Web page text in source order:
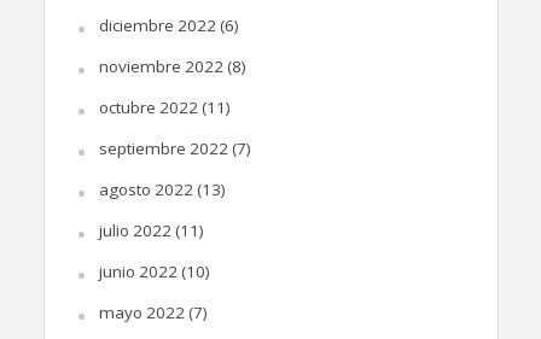
diciembre 2022(6)
noviembre 2022(8)
octubre 2022(11)
septiembre 2022(7)
agosto 2022(13)
julio 2022(11)
junio 2022(10)
mayo 2022(7)